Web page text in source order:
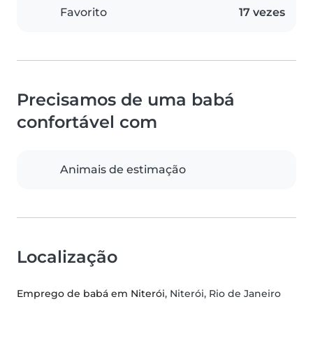
Favorito 17 vezes
Precisamos de uma babá
confortável com
Animais de estimação
Localização
Emprego de babá em Niterói, Niterói, Rio de Janeiro